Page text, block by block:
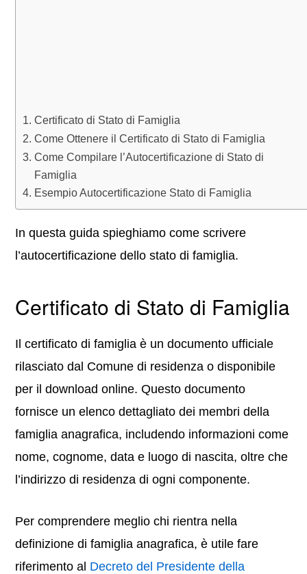
Certificato di Stato di Famiglia
Come Ottenere il Certificato di Stato di Famiglia
Come Compilare l’Autocertificazione di Stato di
Famiglia
Esempio Autocertificazione Stato di Famiglia
In questa guida spieghiamo come scrivere
l’autocertificazione dello stato di famiglia.
Certificato di Stato di Famiglia
Il certificato di famiglia è un documento ufficiale
rilasciato dal Comune di residenza o disponibile
per il download online. Questo documento
fornisce un elenco dettagliato dei membri della
famiglia anagrafica, includendo informazioni come
nome, cognome, data e luogo di nascita, oltre che
l’indirizzo di residenza di ogni componente.
Per comprendere meglio chi rientra nella
definizione di famiglia anagrafica, è utile fare
riferimento al Decreto del Presidente della